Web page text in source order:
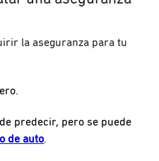
la aseguranza para tu
predecir, pero se puede
de auto.